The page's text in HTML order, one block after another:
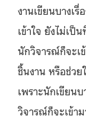
งานเขียนบางเ
เข้าใจ ยังไม่เป็
นักวิจารณ์ก็จะเ
ชิ้นงาน หรือช่วย
เพราะนักเขียน
วิจารณ์ก็จะเข้า